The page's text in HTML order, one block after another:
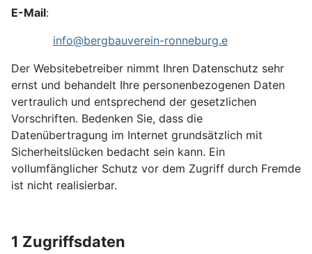
E-Mail:
info@bergbauverein-ronneburg.e
Der Websitebetreiber nimmt Ihren Datenschutz sehr
ernst und behandelt Ihre personenbezogenen Daten
vertraulich und entsprechend der gesetzlichen
Vorschriften. Bedenken Sie, dass die
Datenübertragung im Internet grundsätzlich mit
Sicherheitslücken bedacht sein kann. Ein
vollumfänglicher Schutz vor dem Zugriff durch Fremde
ist nicht realisierbar.
1 Zugriffsdaten